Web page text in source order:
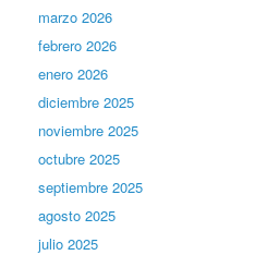
marzo 2026
febrero 2026
enero 2026
diciembre 2025
noviembre 2025
octubre 2025
septiembre 2025
agosto 2025
julio 2025